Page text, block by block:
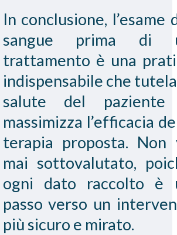
In conclusione, l’esame
sangue prima di
trattamento è una
indispensabile che
salute del
massimizza l’efficacia
terapia proposta. Non
mai sottovalutato,
ogni dato raccolto è
passo verso un
più sicuro e mirato.